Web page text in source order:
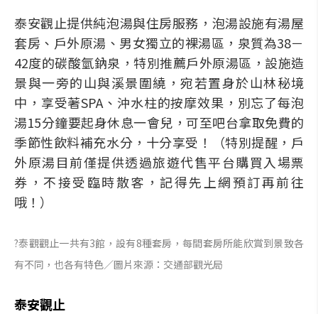
泰安觀止提供純泡湯與住房服務，泡湯設施有湯屋
套房、戶外原湯、男女獨立的裸湯區，泉質為38－
42度的碳酸氫鈉泉，特別推薦戶外原湯區，設施造
景與一旁的山與溪景圍繞，宛若置身於山林秘境
中，享受著SPA、沖水柱的按摩效果，別忘了每泡
湯15分鐘要起身休息一會兒，可至吧台拿取免費的
季節性飲料補充水分，十分享受！（特別提醒，戶
外原湯目前僅提供透過旅遊代售平台購買入場票
券，不接受臨時散客，記得先上網預訂再前往
哦！）
?泰觀觀止一共有3館，設有8種套房，每間套房所能欣賞到景致各
有不同，也各有特色／圖片來源：交通部觀光局
泰安觀止